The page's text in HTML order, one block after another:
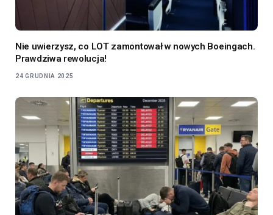
Nie uwierzysz, co LOT zamontował w nowych Boeingach.
Prawdziwa rewolucja!
24 GRUDNIA 2025